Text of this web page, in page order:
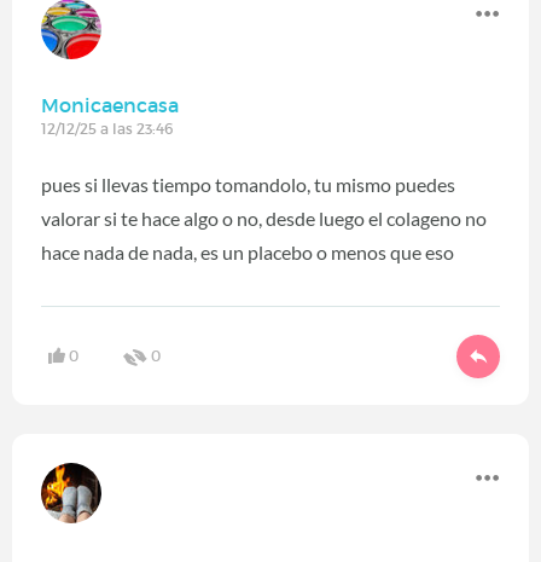
Monicaencasa
12/12/25 a las 23:46
pues si llevas tiempo tomandolo, tu mismo puedes
valorar si te hace algo o no, desde luego el colageno no
hace nada de nada, es un placebo o menos que eso
0 0